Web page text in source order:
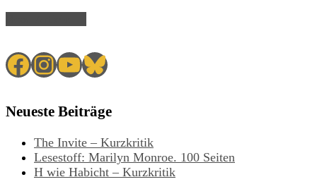
Facebook
Instagram
YouTube
Bluesky
Neueste Beiträge
The Invite – Kurzkritik
Lesestoff: Marilyn Monroe. 100 Seiten
H wie Habicht – Kurzkritik